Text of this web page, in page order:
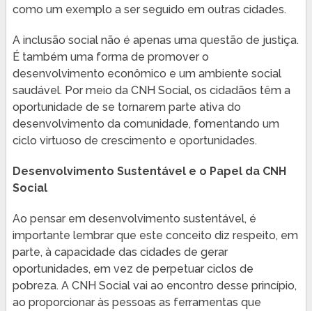
como um exemplo a ser seguido em outras cidades.
A inclusão social não é apenas uma questão de justiça.
É também uma forma de promover o
desenvolvimento econômico e um ambiente social
saudável. Por meio da CNH Social, os cidadãos têm a
oportunidade de se tornarem parte ativa do
desenvolvimento da comunidade, fomentando um
ciclo virtuoso de crescimento e oportunidades.
Desenvolvimento Sustentável e o Papel da CNH
Social
Ao pensar em desenvolvimento sustentável, é
importante lembrar que este conceito diz respeito, em
parte, à capacidade das cidades de gerar
oportunidades, em vez de perpetuar ciclos de
pobreza. A CNH Social vai ao encontro desse princípio,
ao proporcionar às pessoas as ferramentas que